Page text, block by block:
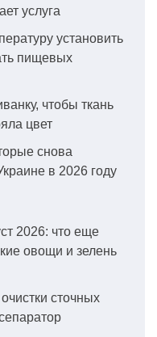
услуга
установить
пищевых
чтобы ткань
цвет
снова
в 2026 году
2026: что еще
овощи и зелень
сточных